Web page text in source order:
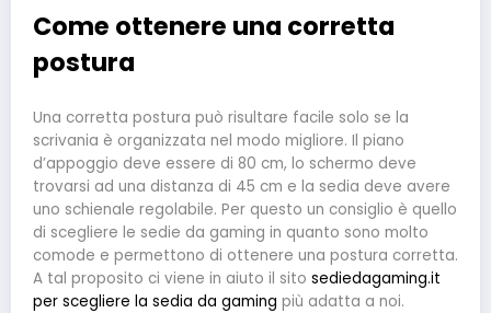
Come ottenere una corretta
postura
Una corretta postura può risultare facile solo se la
scrivania è organizzata nel modo migliore. Il piano
d’appoggio deve essere di 80 cm, lo schermo deve
trovarsi ad una distanza di 45 cm e la sedia deve avere
uno schienale regolabile. Per questo un consiglio è quello
di scegliere le sedie da gaming in quanto sono molto
comode e permettono di ottenere una postura corretta.
A tal proposito ci viene in aiuto il sito sediedagaming.it
per scegliere la sedia da gaming più adatta a noi.